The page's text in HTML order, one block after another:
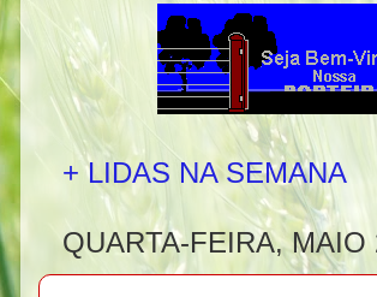
+ LIDAS NA SEMANA
QUARTA-FEIRA, MAIO